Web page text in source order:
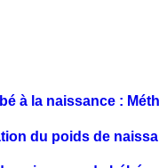
à la naissance :
du poids de